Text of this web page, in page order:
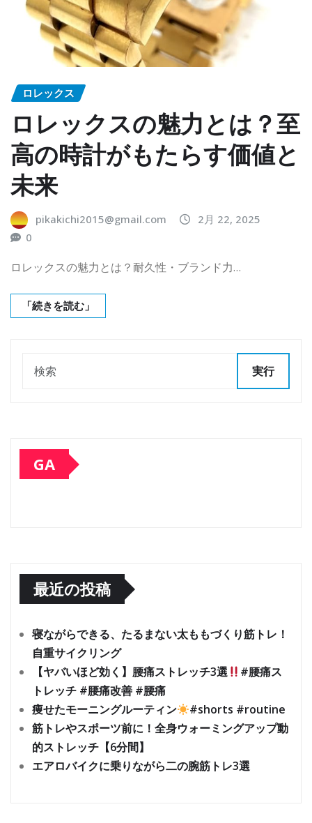
ロレックス
ロレックスの魅力とは？至
高の時計がもたらす価値と
未来
pikakichi2015@gmail.com
2月 22, 2025
0
ロレックスの魅力とは？耐久性・ブランド力…
「続きを読む」
実行
GA
最近の投稿
寝ながらできる、たるまない太ももづくり筋トレ！
自重サイクリング
【ヤバいほど効く】腰痛ストレッチ3選
#腰痛ス
トレッチ #腰痛改善 #腰痛
痩せたモーニングルーティン
#shorts #routine
筋トレやスポーツ前に！全身ウォーミングアップ動
的ストレッチ【6分間】
エアロバイクに乗りながら二の腕筋トレ3選